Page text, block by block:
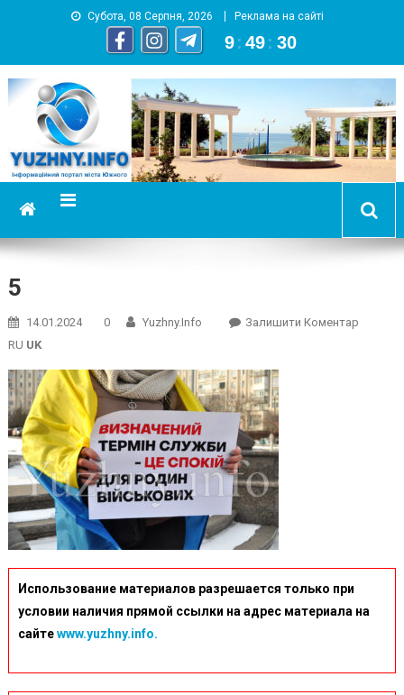
Субота, 08 Серпня, 2026 Реклама на сайті
9 : 49 : 31
YUZHNY.INFO
информационный портал города Южный
5
14.01.2024 0 Yuzhny.info Залишити КоментарOn
RU UK
Использование материалов разрешается только при
условии наличия прямой ссылки на адрес материала на
сайтеwww.yuzhny.info.